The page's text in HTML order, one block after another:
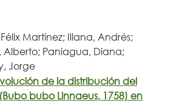
Martínez; Illana, Andrés;
Alberto; Paniagua, Diana;
Jorge
de la distribución del
bubo Linnaeus, 1758) en